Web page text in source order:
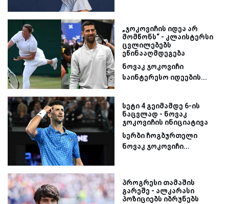
„ჯოკოვიჩის იდეა არ
მომწონს“ - კლაისტერსი
ცვლილებებს
ეწინააღმდეგება
ნოვაკ ჯოკოვიჩი
საინტერესო იდეების...
სეტი 4 გეიმამდე 6-ის
ნაცვლად - ნოვაკ
ჯოკოვიჩის ინიციატივა
სერბი ჩოგბურთელი
ნოვაკ ჯოკოვიჩი...
პროგრესი თამაშის
გარეშე - ალკარასი
პოზიციებს იბრუნებს